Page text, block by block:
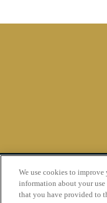
Global
We use cookies to
information about your
that you have provided to